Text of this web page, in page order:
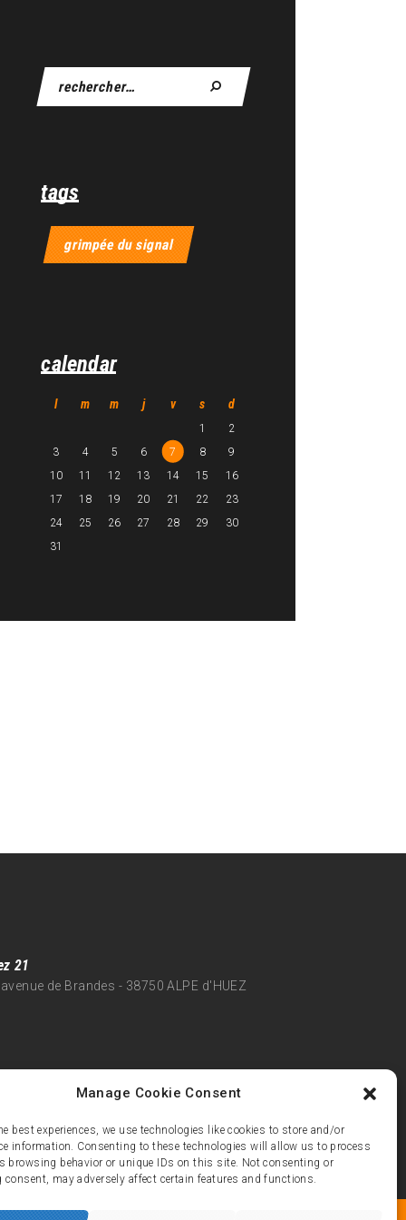
Manage Cookie Consent
best experiences, we use technologies like cookies to store and/or
information. Consenting to these technologies will allow us to process
browsing behavior or unique IDs on this site. Not consenting or
may adversely affect certain features and functions.
tags
grimpée du signal
calendar
l m m j v s d
1
2
3
4 5 6 7 8
9
10
11 12 13 14 15
16
17
18 19 20 21 22
23
24
25 26 27 28 29
30
31
21
de Brandes - 38750 ALPE d'HUEZ